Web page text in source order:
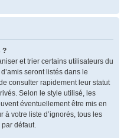
?
et trier certains utilisateurs du
seront listés dans le
consulter rapidement leur statut
Selon le style utilisé, les
éventuellement être mis en
à votre liste d’ignorés, tous les
défaut.